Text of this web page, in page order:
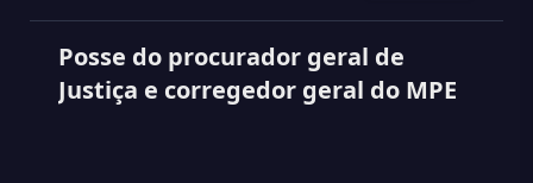
Posse do procurador geral de
Justiça e corregedor geral do MPE